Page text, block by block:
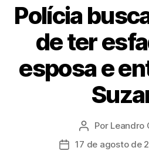
Polícia
de ter
esposa e
Autor
do
Por Leandro
Data17 de agosto de